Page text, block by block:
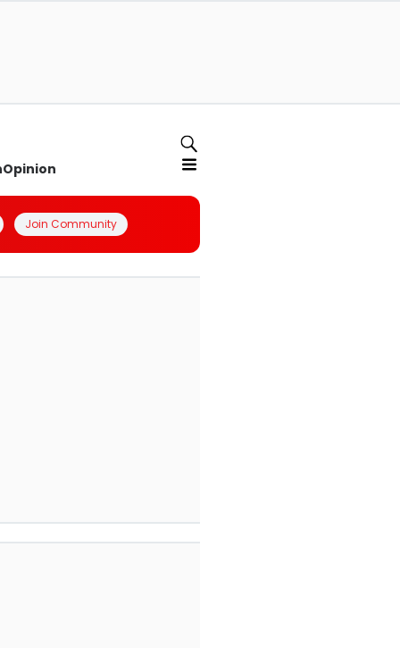
Opinion
Join Community